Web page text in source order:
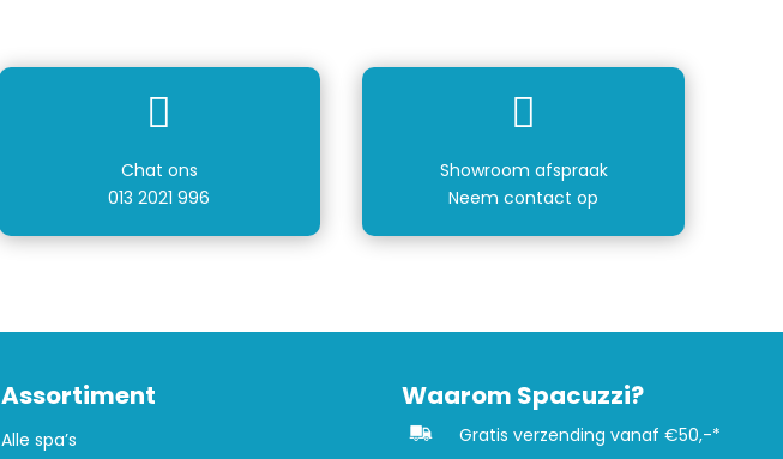

Chat ons
013 2021 996

Showroom afspraak
Neem contact op
Assortiment
Alle spa’s
Waarom Spacuzzi?
Gratis verzending vanaf €50,-*